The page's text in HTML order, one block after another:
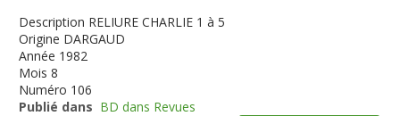
Description RELIURE CHARLIE 1 à 5
Origine DARGAUD
Année 1982
Mois 8
Numéro 106
Publié dans BD dans Revues